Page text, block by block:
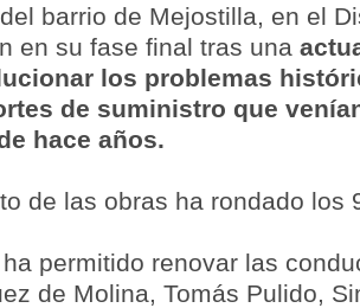
barrio de Mejostilla, en el
en su fase final tras una
los problemas
de suministro que
hace años.
de las obras ha rondado los
permitido renovar las
de Molina, Tomás Pulido,